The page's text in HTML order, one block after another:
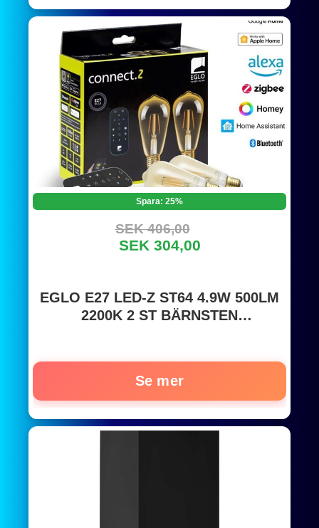
Spara: 25%
SEK 406,00
SEK 304,00
EGLO E27 LED-Z ST64 4.9W 500LM
2200K 2 ST BÄRNSTEN
Se mer